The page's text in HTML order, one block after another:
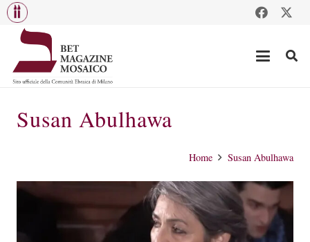
Susan Abulhawa
Home Susan Abulhawa